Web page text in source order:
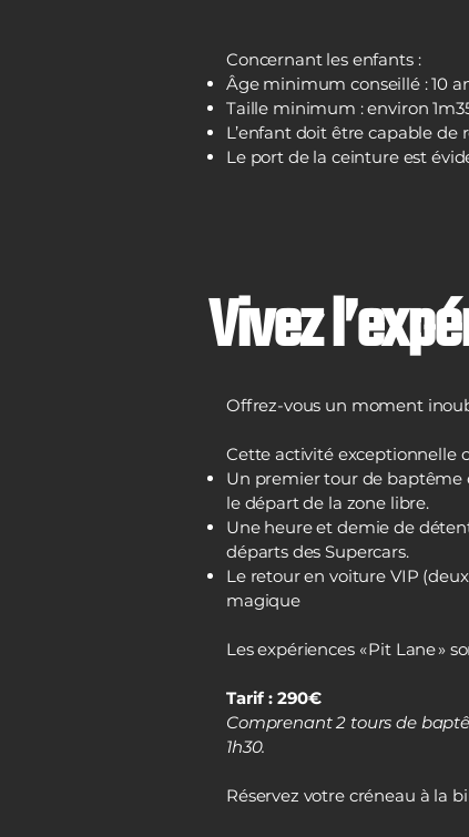
Concernant les enfants :
Âge minimum conseillé : 10
Taille minimum : environ
L’enfant doit être capable
Le port de la ceinture est
Vivez
Offrez-vous un moment
Cette activité exceptionnelle
Un premier tour de baptême
le départ de la zone libre.
Une heure et demie de
départs des Supercars.
Le retour en voiture VIP
magique
Les expériences « Pit Lane »
Tarif : 290€
Comprenant 2 tours de
1h30.
Réservez votre créneau à la